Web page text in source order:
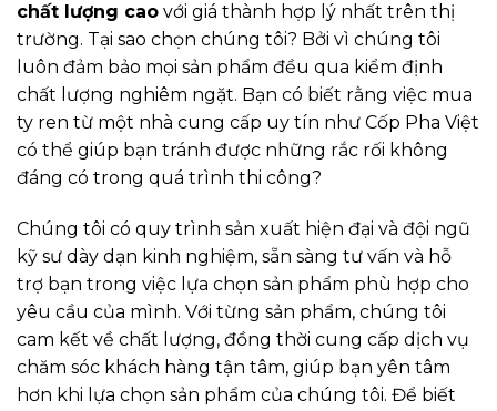
chất lượng cao với giá thành hợp lý nhất trên thị
trường. Tại sao chọn chúng tôi? Bởi vì chúng tôi
luôn đảm bảo mọi sản phẩm đều qua kiểm định
chất lượng nghiêm ngặt. Bạn có biết rằng việc mua
ty ren từ một nhà cung cấp uy tín như Cốp Pha Việt
có thể giúp bạn tránh được những rắc rối không
đáng có trong quá trình thi công?
Chúng tôi có quy trình sản xuất hiện đại và đội ngũ
kỹ sư dày dạn kinh nghiệm, sẵn sàng tư vấn và hỗ
trợ bạn trong việc lựa chọn sản phẩm phù hợp cho
yêu cầu của mình. Với từng sản phẩm, chúng tôi
cam kết về chất lượng, đồng thời cung cấp dịch vụ
chăm sóc khách hàng tận tâm, giúp bạn yên tâm
hơn khi lựa chọn sản phẩm của chúng tôi. Để biết